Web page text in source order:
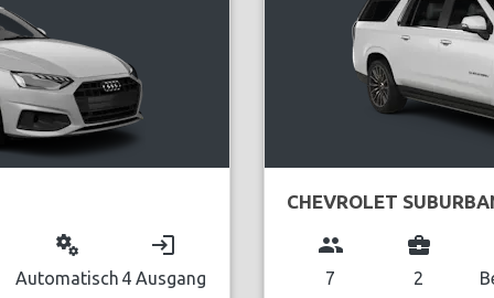
miscellaneous_services
Automatisch
login
4 Ausgang
CHEVROLET
group
7
business_center
2